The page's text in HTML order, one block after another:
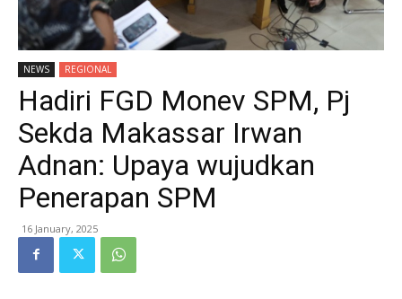
NEWS REGIONAL
Hadiri FGD Monev SPM, Pj
Sekda Makassar Irwan
Adnan: Upaya wujudkan
Penerapan SPM
16 January, 2025